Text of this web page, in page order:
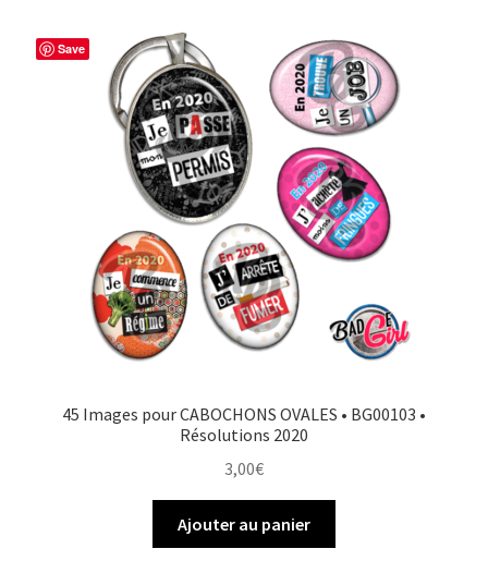
Save
45 Images pour CABOCHONS OVALES • BG00103 •
Résolutions 2020
3,00€
Ajouter au panier